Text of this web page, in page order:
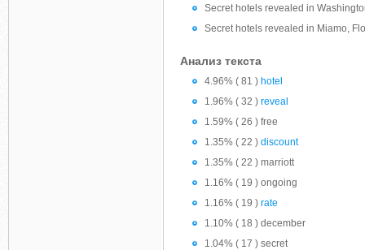
Secret hotels revealed in
Secret hotels revealed in Miamo,
Анализ текста
4.96% ( 81 ) hotel
1.96% ( 32 ) reveal
1.59% ( 26 ) free
1.35% ( 22 ) discount
1.35% ( 22 ) marriott
1.16% ( 19 ) ongoing
1.16% ( 19 ) rate
1.10% ( 18 ) december
1.04% ( 17 ) secret